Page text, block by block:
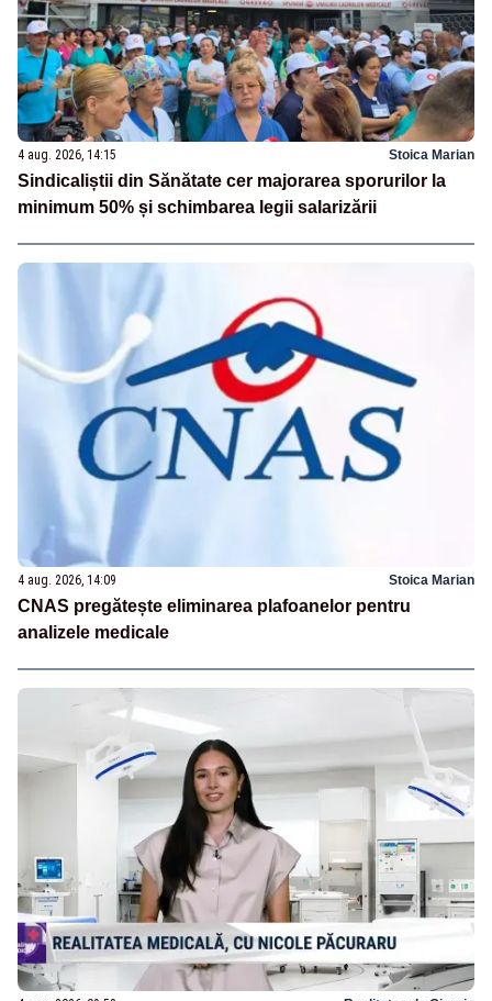
4 aug. 2026, 14:15 Stoica Marian
Sindicaliștii din Sănătate cer majorarea sporurilor la
minimum 50% și schimbarea legii salarizării
4 aug. 2026, 14:09 Stoica Marian
CNAS pregătește eliminarea plafoanelor pentru
analizele medicale